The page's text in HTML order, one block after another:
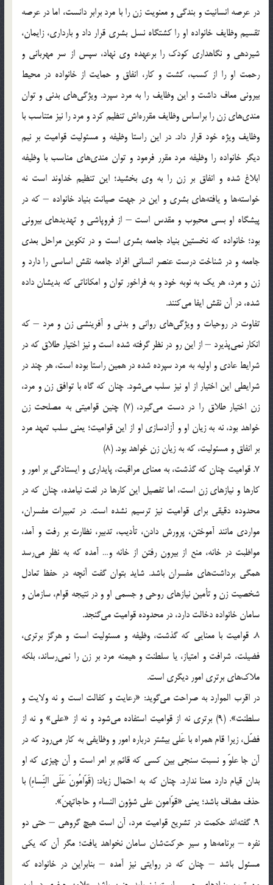
در عرصه انسانیت و بندگی و معنویت زن را با مرد برابر دانست، اما در عرصه
تقسیم وظایف خانواده او را کشتگاه نسل بشری قرار داد و بارداری، زایمان،
شیردهی و نگاهداری کودک را برعهده وی نهاد، سپس از سر مهربانی و
رحمت او را از کسب، کشت و کار، انفاق و حمایت از خانواده در محیط
بیرونی معاف داشت و این وظایف را به مرد سپرد. ویژگی‌ها‌ی‌ بدنی و توان
مندی‌ها‌ی‌ زن را براساس وظایف مقرره‌اش تنظیم کرد و مرد را نیز متناسب با
وظایف ویژه خود قرار داد. در این راستا وظیفه و مسئولیت قوامیت بر نیم
دیگر خانواده را وظیفه مرد مقرر فرمود و توان مندی‌ها‌ی‌ مناسب با وظیفه
ابلاغ شده و انفاق بر زن را به وی بخشید؛ این تنظیم خداوند است نه
خواسته‌ها و یافته‌ها‌ی‌ بشری و این در جهت صیانت بنیاد خانواده – که در
پیشگاه او بسی محبوب و مقدس است – از فروپاشی و تهدیدهای بیرونی
بود؛ خانواده که نخستین بنیاد جامعه بشری است و در تکوین مراحل بعدی
جامعه و در شناخت درست عنصر انسانی افراد جامعه نقش اساسی را دارد و
زن و مرد، هر یک به نوبه خود و به فراخور توان و امکاناتی که بدیشان داده
شده، در آن نقش ایفا می‌کنند.
تفاوت در روحیات و ویژگی‌ها‌ی‌ روانی و بدنی و آفرینشی زن و مرد – که
انکار نمی‌پذیرد – از این رو در نظر گرفته شده است و نیز اختیار طلاق که در
شرایط عادی و اولیه به مرد سپرده شده در همین راستا بوده است، هر چند در
شرایطی این اختیار از او نیز سلب می‌شود. چنان که گاه با توافق زن و مرد،
زن اختیار طلاق را در دست می‌گیرد، (7) چنین قوامیتی به مصلحت زن
خواهد بود، نه به زیان او و آزادسازی او از این قوامیت؛ یعنی سلب تعهد مرد
بر انفاق و مسئولیت، که به زیان زن خواهد بود. (8)
7. قوامیت چنان که گذشت، به معنای مراقبت، پایداری و ایستادگی بر امور و
کارها و نیازهای زن است، اما تفصیل این کارها در لغت نیامده، چنان که در
محدوده دقیقی برای قوامیت نیز ترسیم نشده است. در تعبیرات مفسران،
مواردی مانند آموختن، پرورش دادن، تأدیب، تدبیر، نظارت بر رفت و آمد،
مواظبت در خانه، منع از بیرون رفتن از خانه و… آمده که به نظر می‌رسد
همگی برداشت‌ها‌ی‌ مفسران باشد. شاید بتوان گفت آنچه در حفظ تعادل
شخصیت زن و تأمین نیازهای روحی و جسمی او و در نتیجه قوام، سازمان و
سامان خانواده دخالت دارد، در محدوده قوامیت می‌گنجد.
8. قوامیت با معنایی که گذشت، وظیفه و مسئولیت است و هرگز برتری،
فضیلت، شرافت و امتیاز، یا سلطنت و هیمنه مرد بر زن را نمی‌رساند، بلکه
ملاک‌ها‌ی‌ برتری امور دیگری است.
در اقرب الموارد به صراحت می‌گوید: «رعایت و کفالت است و نه ولایت و
سلطنت». (9) برتری نه از قوامیت استفاده می‌شود و نه از «علی» و نه از
فضّل، زیرا قام همراه با عَلی بیشتر درباره امور و وظایفی به کار می‌رود که در
آن جا علوّ و نسبت سنجی بین کسی که قائم بر امر است و آن چیزی که او
بدان قیام دارد معنا ندارد. چنان که به احتمال زیاد: (قَوّامُونَ عَلَی النِّساءِ) با
حذف مضاف باشد؛ یعنی «قوّامون علی شؤون النساء و حاجاتهنّ».
9. گفته‌اند حکمت در تشریع قوامیت مرد، آن است هیچ گروهی – حتی دو
نفره – برنامه‌ها و سیر حرکت‌شان سامان نخواهد یافت؛ مگر آن که یکی
مسئول باشد – چنان که در روایتی نیز آمده – بنابراین در خانواده که